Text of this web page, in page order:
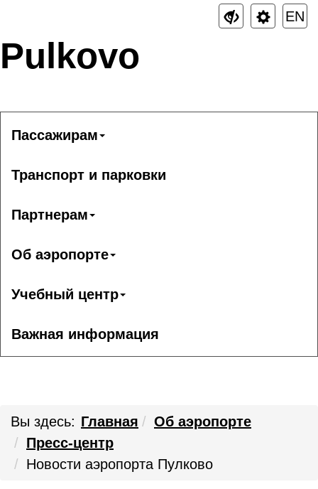
EN
Pulkovo
Пассажирам
Транспорт и парковки
Партнерам
Об аэропорте
Учебный центр
Важная информация
Вы здесь: Главная
Об аэропорте
Пресс-центр
Новости аэропорта Пулково